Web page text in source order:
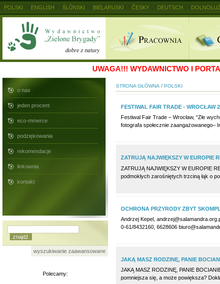
UWAGA!!! WYDAWNICTWO I
o nas
jeden procent
eco-mmerce
podziękowania
rekomendacje
linkownia
kontakt
wyszukiwanie zaawansowane
Polecamy:
STRONA GŁÓWNA / POLSKI
FESTIWAL FAIR TRADE - WROCŁAW
Festiwal Fair Trade – Wrocław, “Złe
fotografa społecznie zaangażowanego–
ZATRUJĄ NAJWIĘKSZY W EUROPIE
ZATRUJĄ NAJWIĘKSZY W EUROPIE
podmokłych zarośniętych trzciną łąk o
OCHRONA PRZYRODY ZBYT
Andrzej Kepel,
0-61/8432160, 6628606
JAKĄ MASZ RODZINĘ, PANIE
JAKĄ MASZ RODZINĘ, PANIE
pomniejsza się, a może powiększa?
POLSKI ENGLISH ŚLŮNSKI BIELARUSKI ČESKY DEUTSCH